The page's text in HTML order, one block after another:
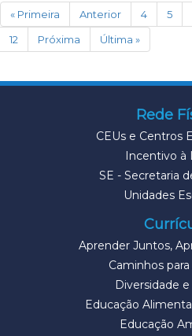
« Primeira Anterior 4 5
12
Próxima Última »
Rede
CEUs e Centros
Incentivo à
SE - Secretaria
Unidades
Aprender Juntos,
Caminhos
Diversidade
Educação
Educação